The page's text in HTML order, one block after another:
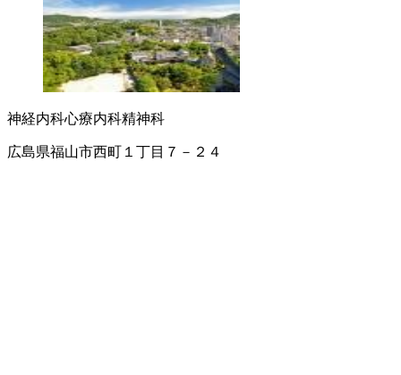
神経内科心療内科精神科
広島県福山市西町１丁目７－２４